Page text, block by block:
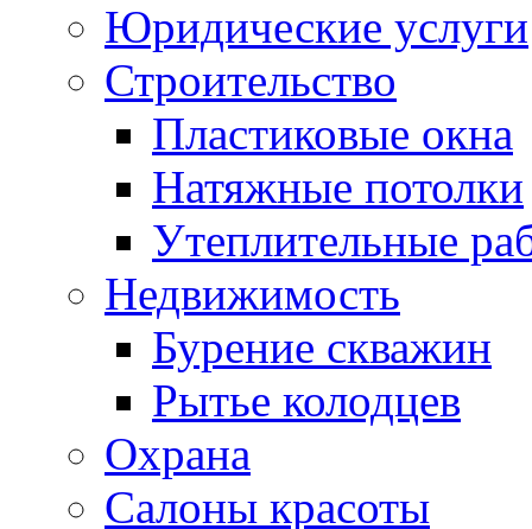
Юридические услуги
Строительство
Пластиковые окна
Натяжные потолки
Утеплительные
Недвижимость
Бурение скважин
Рытье колодцев
Охрана
Салоны красоты